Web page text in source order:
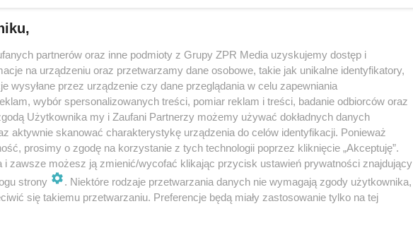
w mieście Tarnowie i w powiecie
I ono rzeczywiście wzrasta cały czas, bo
od grudnia, a nawet od listopada, to
cały czas miało tendencję wzrostową.
już na koniec marca, to widzimy, że to
partnerów oraz inne podmioty z Grupy ZPR Media uzyskujemy dostęp i
na urządzeniu oraz przetwarzamy dane osobowe, takie jak unikalne identyfikatory,
wysyłane przez urządzenie czy dane przeglądania w celu zapewniania
wybór spersonalizowanych treści, pomiar reklam i treści, badanie odbiorców oraz
Użytkownika my i Zaufani Partnerzy możemy używać dokładnych danych
aktywnie skanować charakterystykę urządzenia do celów identyfikacji. Ponieważ
prosimy o zgodę na korzystanie z tych technologii poprzez kliknięcie „Akceptuję”.
i zawsze możesz ją zmienić/wycofać klikając przycisk ustawień prywatności znajdujący
strony
. Niektóre rodzaje przetwarzania danych nie wymagają zgody użytkownika,
się takiemu przetwarzaniu. Preferencje będą miały zastosowanie tylko na tej